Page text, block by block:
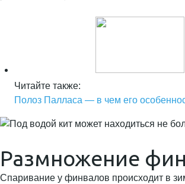
Читайте также:
Полоз Палласа — в чем его
Размножение
Спаривание у финвалов происходит в